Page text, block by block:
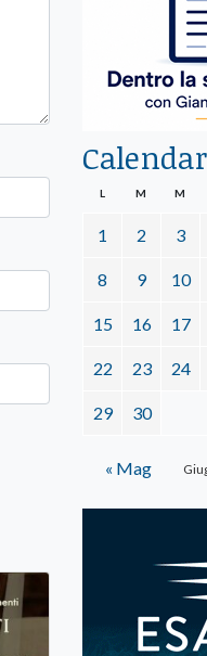
L M M
1 2 3
8 9 10
15 16 17
22 23 24
29 30
« Mag